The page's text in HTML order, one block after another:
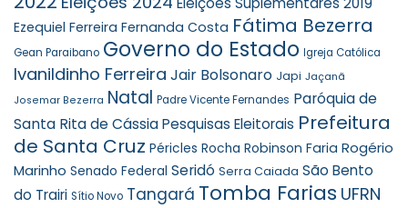
Ezequiel Ferreira Fernanda Costa Fátima Bezerra
Gean Paraibano Governo do Estado Igreja Católica
Ivanildinho Ferreira Jair Bolsonaro Japi Jaçanã
Josemar Bezerra Natal Padre Vicente Fernandes Paróquia de
Santa Rita de CássiaPesquisas Eleitorais Prefeitura
de Santa Cruz Péricles Rocha Robinson Faria Rogério
Marinho Senado Federal Seridó Serra Caiada São Bento
do Trairi Sítio Novo Tangará Tomba Farias UFRN